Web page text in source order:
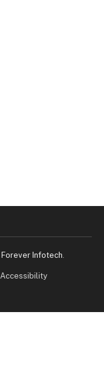
Forever Infotech
Accessibility